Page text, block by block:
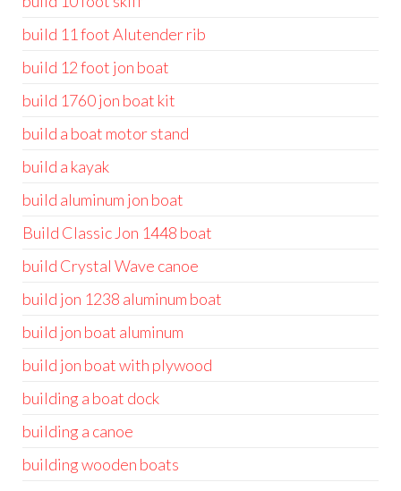
build 11 foot Alutender rib
build 12 foot jon boat
build 1760 jon boat kit
build a boat motor stand
build a kayak
build aluminum jon boat
Build Classic Jon 1448 boat
build Crystal Wave canoe
build jon 1238 aluminum boat
build jon boat aluminum
build jon boat with plywood
building a boat dock
building a canoe
building wooden boats